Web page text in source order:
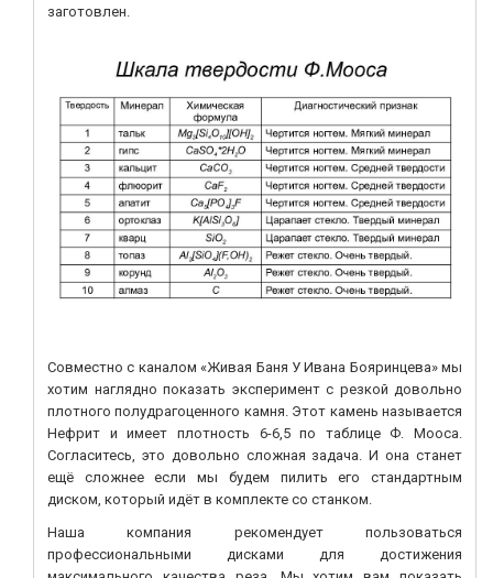
заготовлен.
Совместно с каналом «Живая Баня У Ивана Бояринцева» мы
хотим наглядно показать эксперимент с резкой довольно
плотного полудрагоценного камня. Этот камень называется
Нефрит и имеет плотность 6-6,5 по таблице Ф. Мооса
Согласитесь, это довольно сложная задача. И она станет
ещё сложнее если мы будем пилить его стандартным
диском, который идёт в комплекте со станком.
Наша компания рекомендует пользоваться
профессиональными дисками для достижения